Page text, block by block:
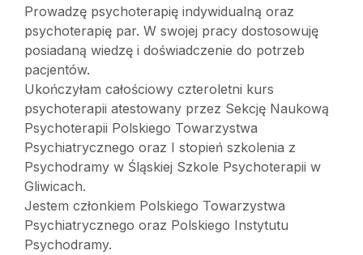
Prowadzę psychoterapię indywidualną oraz
psychoterapię par. W swojej pracy dostosowuję
posiadaną wiedzę i doświadczenie do potrzeb
pacjentów.
Ukończyłam całościowy czteroletni kurs
psychoterapii atestowany przez Sekcję Naukową
Psychoterapii Polskiego Towarzystwa
Psychiatrycznego oraz I stopień szkolenia z
Psychodramy w Śląskiej Szkole Psychoterapii w
Gliwicach.
Jestem członkiem Polskiego Towarzystwa
Psychiatrycznego oraz Polskiego Instytutu
Psychodramy.